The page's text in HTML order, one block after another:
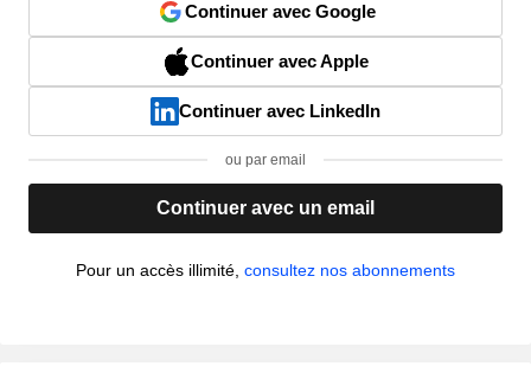
Continuer avec Google
Continuer avec Apple
Continuer avec LinkedIn
ou par email
Continuer avec un email
Pour un accès illimité, consultez nos abonnements